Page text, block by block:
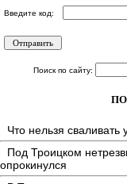
Введите код:
Поиск по сайту:
Что нельзя
Под Троицком
опрокинулся